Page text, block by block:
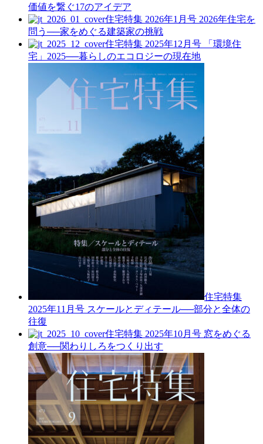
価値を繋ぐ17のアイデア
住宅特集 2026年1月号 2026年住宅を
問う──家をめぐる建築家の挑戦
住宅特集 2025年12月号
「環境住
宅」2025──暮らしのエコロジーの現在地
住宅特集
2025年11月号 スケールとディテール──部分と全体の
往復
住宅特集 2025年10月号 窓をめぐる
創意──関わりしろをつくり出す